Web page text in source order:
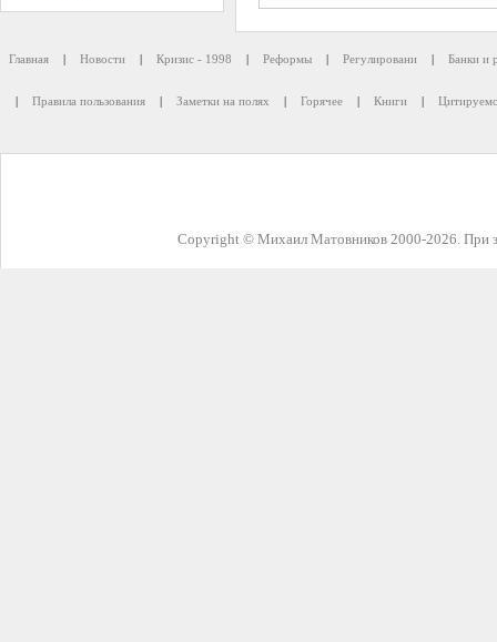
Главная | Новости | Кризис - 1998 | Реформы | Регулировани | Банки и
| Правила пользования | Заметки на полях | Горячее | Книги |
Copyright © Михаил Матовников 2000-2026. При